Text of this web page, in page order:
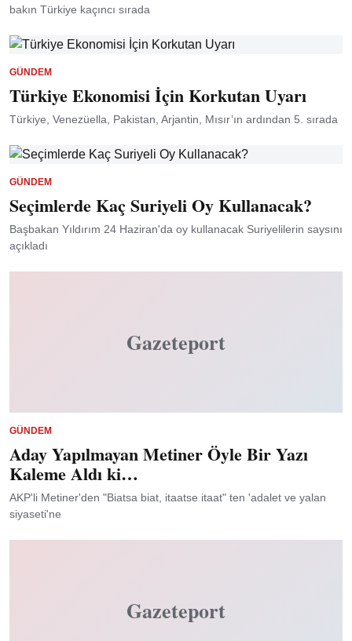
bakın Türkiye kaçıncı sırada
GÜNDEM
Türkiye Ekonomisi İçin Korkutan Uyarı
Türkiye, Venezüella, Pakistan, Arjantin, Mısır’ın ardından 5. sırada
GÜNDEM
Seçimlerde Kaç Suriyeli Oy Kullanacak?
Başbakan Yıldırım 24 Haziran'da oy kullanacak Suriyelilerin saysını
açıkladı
Gazeteport
GÜNDEM
Aday Yapılmayan Metiner Öyle Bir Yazı
Kaleme Aldı ki…
AKP'li Metiner'den "Biatsa biat, itaatse itaat" ten 'adalet ve yalan
siyaseti'ne
Gazeteport